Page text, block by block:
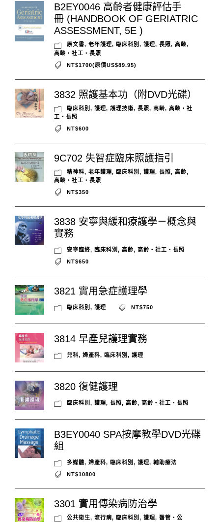
B2EY0046 高齡者健康評估手
冊 (HANDBOOK OF GERIATRIC
ASSESSMENT, 5E )
原文書, 老年護理, 臨床科別 , 護理, 長照, 高齡,
高齡‧社工‧長照
NT$1700(原價US$89.95)
3832 照護基本功（附DVD光碟）
臨床科別 , 護理, 護理技術, 長照, 高齡, 高齡‧社
工‧長照
NT$600
9C702 失智症臨床照護指引
精神科, 老年護理, 臨床科別 , 護理, 長照, 高齡,
高齡‧社工‧長照
NT$350
3838 安寧與緩和療護學－概念與
實務
安寧臨終, 臨床科別 , 高齡, 高齡‧社工‧長照
NT$650
3821 實用急症護理學
臨床科別 , 護理 NT$750
3814 早產兒護理實務
兒科, 婦產科, 臨床科別 , 護理
3820 復健護理
臨床科別 , 護理, 長照, 高齡, 高齡‧社工‧長照
B3EY0040 SPA按摩教學DVD光碟
組
多媒體, 婦產科, 臨床科別 , 護理, 輔助療法
NT$10800
3301 實用傳染病防治學
公共衛生, 流行病, 臨床科別 , 護理, 醫管‧公